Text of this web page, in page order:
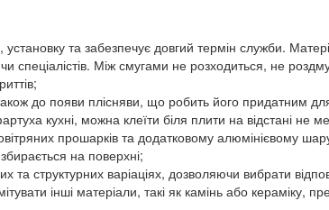
установку та забезпечує довгий термін служби.
Між смугами не розходиться, не
до появи плісняви, що робить його придатним
кухні, можна клеїти біля плити на відстані не
прошарків та додатковому алюмінієвому
на поверхні;
та структурних варіаціях, дозволяючи вибрати
інші матеріали, такі як камінь або кераміку,